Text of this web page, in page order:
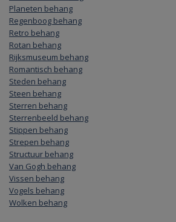
Planeten behang
Regenboog behang
Retro behang
Rotan behang
Rijksmuseum behang
Romantisch behang
Steden behang
Steen behang
Sterren behang
Sterrenbeeld behang
Stippen behang
Strepen behang
Structuur behang
Van Gogh behang
Vissen behang
Vogels behang
Wolken behang